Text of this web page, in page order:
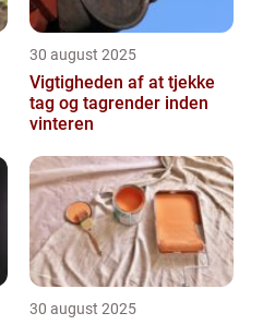
30 august 2025
Vigtigheden af at tjekke
tag og tagrender inden
vinteren
30 august 2025